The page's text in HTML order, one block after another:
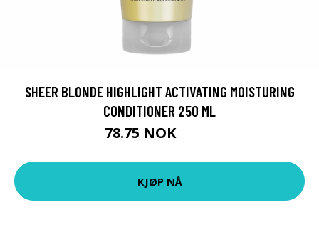
SHEER BLONDE HIGHLIGHT ACTIVATING MOISTURING
CONDITIONER 250 ML
78.75 NOK
KJØP NÅ